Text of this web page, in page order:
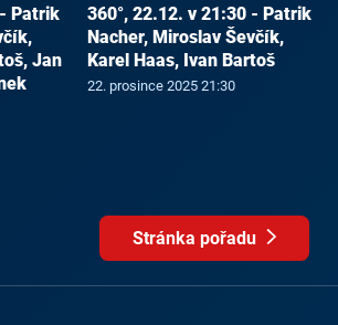
Patrik
Jan
360°, 22.12. v 21:30 - Patrik
Nacher, Miroslav Ševčík,
Karel Haas, Ivan Bartoš
22. prosince 2025 21:30
Stránka pořadu